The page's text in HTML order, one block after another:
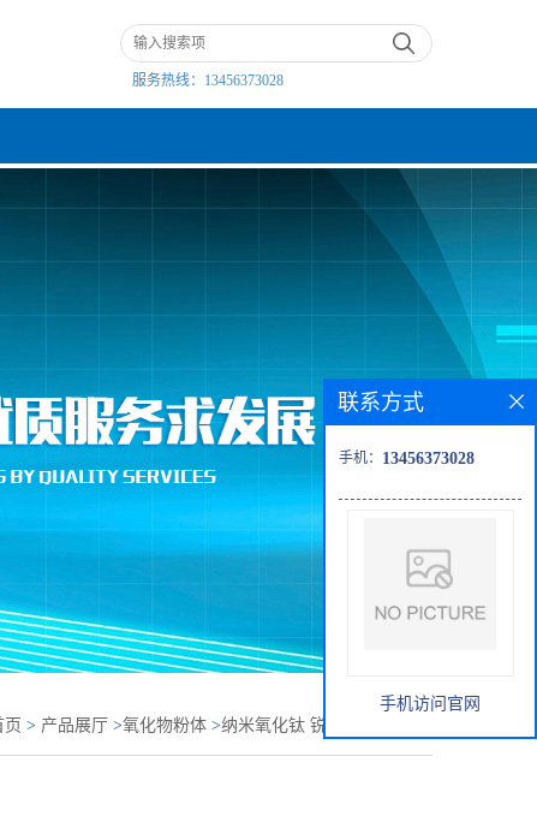
服务热线： 13456373028
页 产品展厅 氧化物粉体 纳米氧化钛 锐钛型5nm二氧
联系方式
手机： 13456373028
手机访问官网